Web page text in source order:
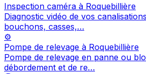
Inspection caméra à Roquebillière
Diagnostic vidéo de vos
bouchons, casses,…
⚙️
Pompe de relevage à Roquebillière
Pompe de relevage en panne ou
débordement et de re…